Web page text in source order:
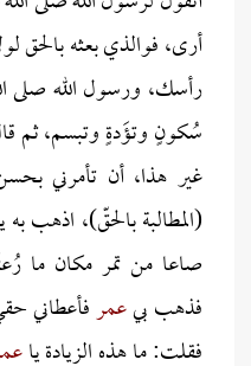
أرى، فوالذي بعثه بالحق
رأسك، ورسول الله صلى
سُكونٍ وتؤَدةٍ وتبسم، ثم
غير هذا، أن تأمرني
(المطالبة بالحقّ)، اذهب به
صاعا من تمر مكان ما
فذهب بيعمرفأعطاني
فقلت: ما هذه الزيادة يا